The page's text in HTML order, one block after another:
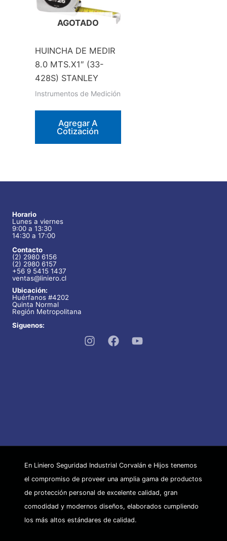
AGOTADO
HUINCHA DE MEDIR
8.0 MTS.X1″ (33-
428S) STANLEY
Instrumentos de Medición
Agregar A
Cotización
Horario
Lunes a viernes
9:00 a 13:30
14:30 a 17:00
Contacto
(2) 2980 6156
(2) 2980 6157
+56 9 5415 1437
ventas@liniero.cl
Ubicación:
Huérfanos #4202
Quinta Normal
Región Metropolitana
Siguenos:
En Liniero Seguridad Industrial Corvalán e Hijos tenemos
el compromiso de proveer una amplia gama de productos
de protección personal de excelente calidad, gran
comodidad y modernos diseños, elaborados cumpliendo
los más altos estándares de calidad.